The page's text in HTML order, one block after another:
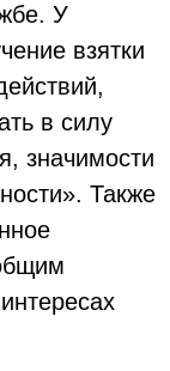
У
взятки
в силу
значимости
Также